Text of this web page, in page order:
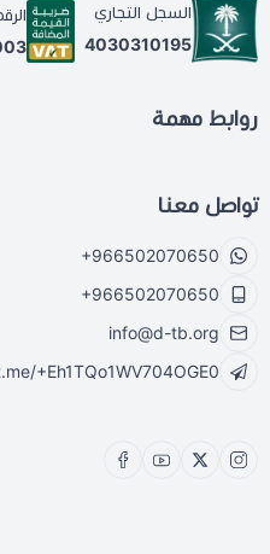
السجل التجاري
4030310195
روابط مهمة
تواصل معنا
+966502070650
+966502070650
info@d-tb.org
+Eh1TQo1WV704OGE0